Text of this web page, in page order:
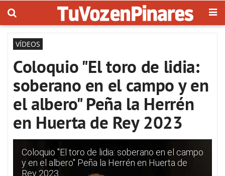
VÍDEOS
Coloquio "El toro de lidia:
soberano en el campo y en
el albero" Peña la Herrén
en Huerta de Rey 2023
Coloquio "El toro de lidia: soberano en el campo
y en el albero" Peña la Herrén en Huerta de
Rey 2023